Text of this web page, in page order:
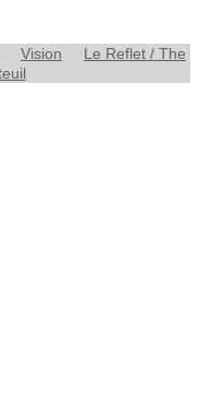
Vision
Le Reflet / The